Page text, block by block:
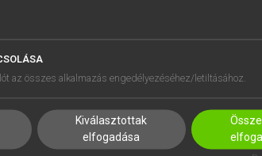
SÚGÓ
RÓLUNK
SÜTI BEÁLLÍTÁSOK
az összes alkalmazás engedélyezéséhez/letiltásához.
Kiválasztottak
elfogadása